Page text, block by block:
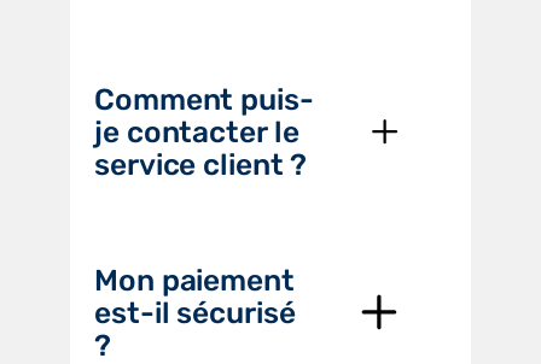
Comment puis-
je contacter le
service client ?
Mon paiement
est-il sécurisé
?